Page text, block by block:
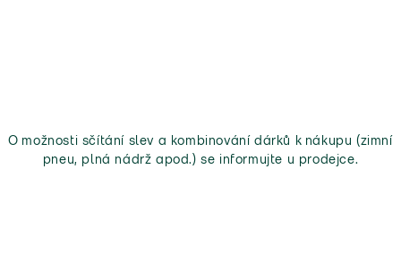
O možnosti sčítání slev a kombinování dárků k nákupu (zimní
pneu, plná nádrž apod.) se informujte u prodejce.